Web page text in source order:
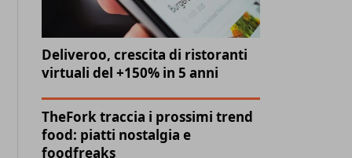
Deliveroo, crescita di ristoranti
virtuali del +150% in 5 anni
TheFork traccia i prossimi trend
food: piatti nostalgia e
foodfreaks